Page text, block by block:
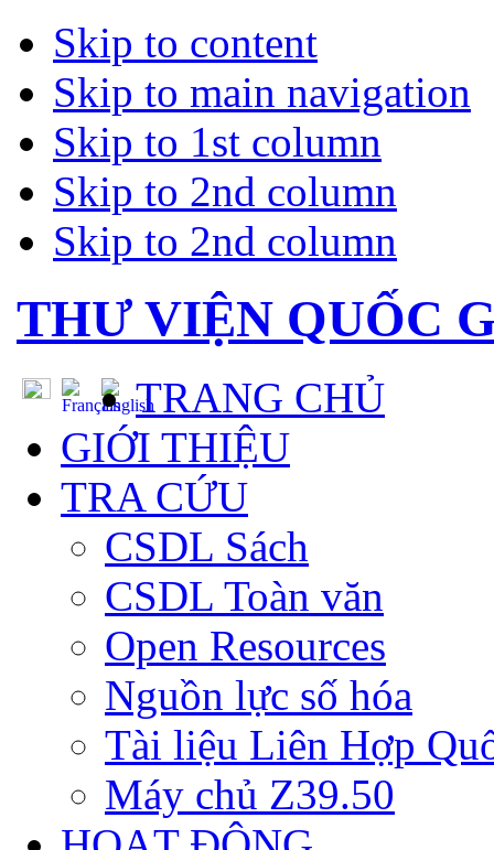
Skip to content
Skip to main navigation
Skip to 1st column
Skip to 2nd column
Skip to 2nd column
THƯ VIỆN QUỐC
TRANG CHỦ
GIỚI THIỆU
TRA CỨU
CSDL Sách
CSDL Toàn văn
Open Resources
Nguồn lực số hóa
Tài liệu Liên Hợp
Máy chủ Z39.50